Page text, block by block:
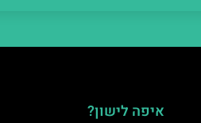
איפה לישון?